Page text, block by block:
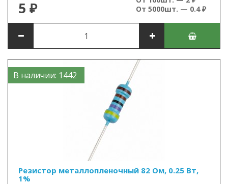
5 ₽
От 5000шт. — 0.4 ₽
В наличии: 1442
Резистор металлопленочный 82 Ом, 0.25 Вт,
1%